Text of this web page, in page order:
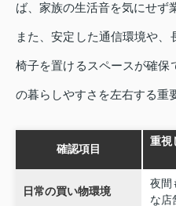
ば、家族の生活音を気にせず
また、安定した通信環境や、
椅子を置けるスペースが確保
の暮らしやすさを左右する重
確認項目
重視
日常の買い物環境
夜間
な店